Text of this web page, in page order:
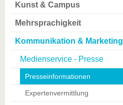
Kunst & Campus
Mehrsprachigkeit
Kommunikation & Marketing
Medienservice - Presse
Presseinformationen
Expertenvermittlung